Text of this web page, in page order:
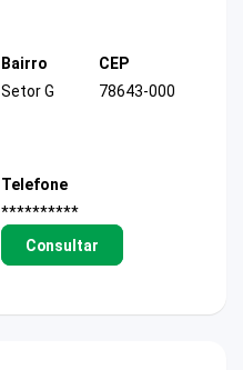
Bairro
Setor G
CEP
78643-000
Telefone
**********
Consultar